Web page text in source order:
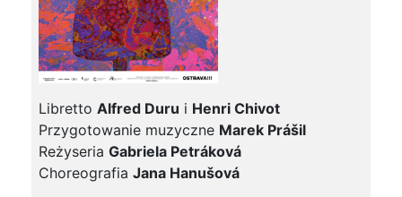
Libretto Alfred Duru i Henri Chivot
Przygotowanie muzyczne Marek Prášil
Reżyseria Gabriela Petráková
Choreografia Jana Hanušová